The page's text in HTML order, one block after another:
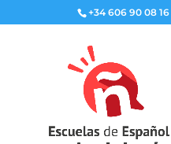
+34 606 90 08 16